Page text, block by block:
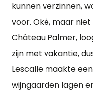
kunnen verzinnen,
voor. Oké, maar
Château Palmer,
zijn met vakantie,
Lescalle maakte
wijngaarden lagen